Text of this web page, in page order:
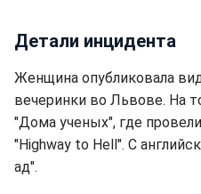
Детали инцидента
Женщина опубликовала
вечеринки во Львове. На
"Дома ученых", где
"Highway to Hell". С
ад".